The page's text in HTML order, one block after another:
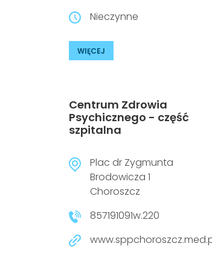
Nieczynne
WIĘCEJ
Centrum Zdrowia
Psychicznego - część
szpitalna
Plac dr Zygmunta
Brodowicza 1
Choroszcz
857191091w.220